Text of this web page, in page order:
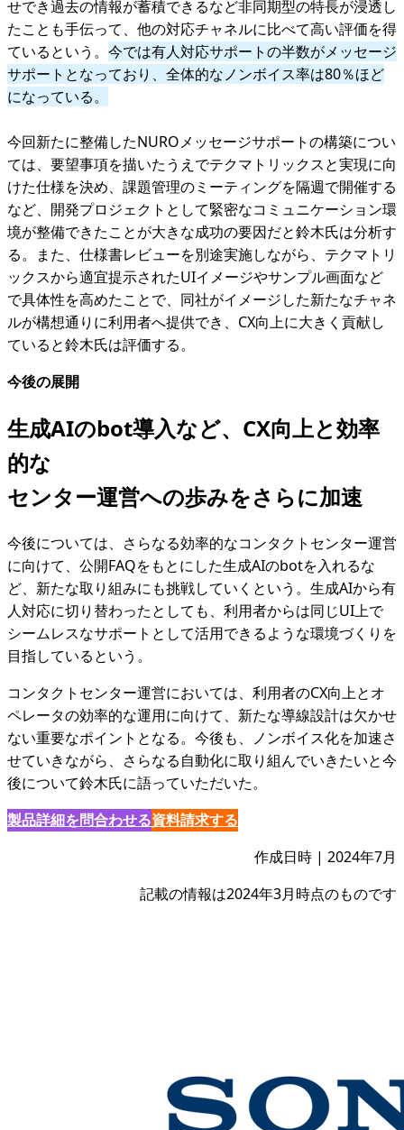
せでき過去の情報が蓄積できるなど非同期型の特長が浸透し
たことも手伝って、他の対応チャネルに比べて高い評価を得
ているという。 今では有人対応サポートの半数がメッセージ
サポートとなっており、全体的なノンボイス率は80％ほど
になっている。
今回新たに整備したNUROメッセージサポートの構築につい
ては、要望事項を描いたうえでテクマトリックスと実現に向
けた仕様を決め、課題管理のミーティングを隔週で開催する
など、開発プロジェクトとして緊密なコミュニケーション環
境が整備できたことが大きな成功の要因だと鈴木氏は分析す
る。また、仕様書レビューを別途実施しながら、テクマトリ
ックスから適宜提示されたUIイメージやサンプル画面など
で具体性を高めたことで、同社がイメージした新たなチャネ
ルが構想通りに利用者へ提供でき、CX向上に大きく貢献し
ていると鈴木氏は評価する。
今後の展開
生成AIのbot導入など、CX向上と効率
的な
センター運営への歩みをさらに加速
今後については、さらなる効率的なコンタクトセンター運営
に向けて、公開FAQをもとにした生成AIのbotを入れるな
ど、新たな取り組みにも挑戦していくという。生成AIから有
人対応に切り替わったとしても、利用者からは同じUI上で
シームレスなサポートとして活用できるような環境づくりを
目指しているという。
コンタクトセンター運営においては、利用者のCX向上とオ
ペレータの効率的な運用に向けて、新たな導線設計は欠かせ
ない重要なポイントとなる。今後も、ノンボイス化を加速さ
せていきながら、さらなる自動化に取り組んでいきたいと今
後について鈴木氏に語っていただいた。
製品詳細を問合わせる資料請求する
作成日時 | 2024年7月
記載の情報は2024年3月時点のものです